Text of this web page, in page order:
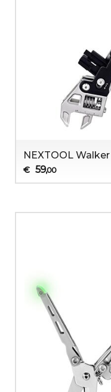
NEXTOOL
€ 59,00